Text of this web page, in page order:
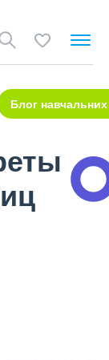
Блог навчальних